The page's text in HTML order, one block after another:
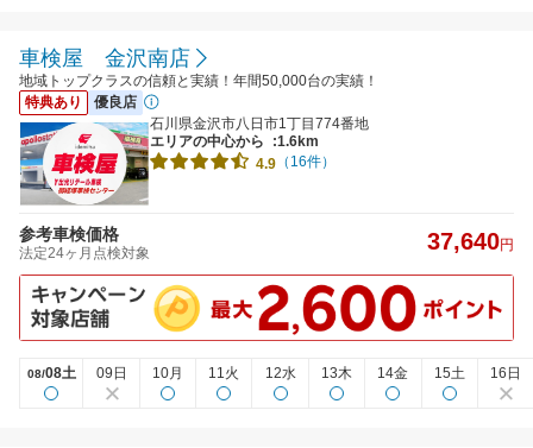
車検屋 金沢南店
地域トップクラスの信頼と実績！年間50,000台の実績！
特典あり
優良店
石川県金沢市八日市1丁目774番地
エリアの中心から
:1.6km
4.9 （16件）
参考車検価格
法定24ヶ月点検対象 37,640円
08/08土 09日 10月 11火 12水 13木 14金 15土 16日